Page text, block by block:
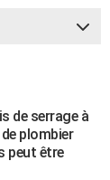
de serrage à
plombier
peut être